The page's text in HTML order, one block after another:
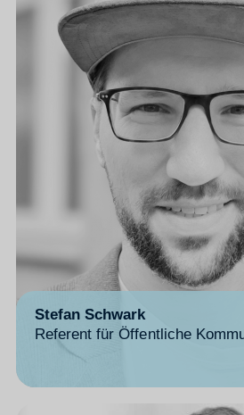
Stefan Schwark
Referent für Öffentliche